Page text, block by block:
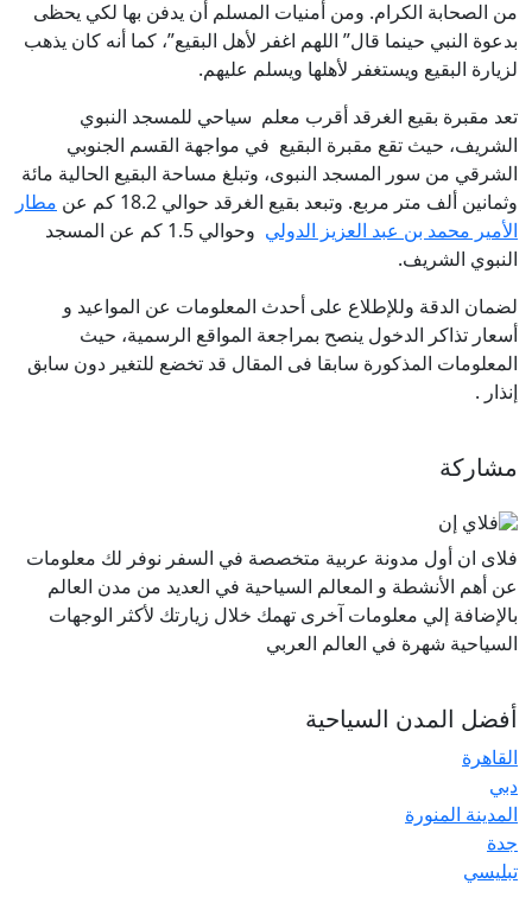
من الصحابة الكرام. ومن أمنيات المسلم أن يدفن بها لكي يحظى
بدعوة النبي حينما قال” اللهم اغفر لأهل البقيع”، كما أنه كان يذهب
لزيارة البقيع ويستغفر لأهلها ويسلم عليهم.
تعد مقبرة بقيع الغرقد أقرب معلم سياحي للمسجد النبوي
الشريف، حيث تقع مقبرة البقيع في مواجهة القسم الجنوبي
الشرقي من سور المسجد النبوى، وتبلغ مساحة البقيع الحالية مائة
وثمانين ألف متر مربع. وتبعد بقيع الغرقد حوالي 18.2 كم عن
مطار
الأمير محمد بن عبد العزيز الدولي
وحوالي 1.5 كم عن المسجد
النبوي الشريف.
لضمان الدقة وللإطلاع على أحدث المعلومات عن المواعيد و
أسعار تذاكر الدخول ينصح بمراجعة المواقع الرسمية، حيث
المعلومات المذكورة سابقا فى المقال قد تخضع للتغير دون سابق
إنذار .
مشاركة
فلاى ان أول مدونة عربية متخصصة في السفر نوفر لك معلومات
عن أهم الأنشطة و المعالم السياحية في العديد من مدن العالم
بالإضافة إلي معلومات آخرى تهمك خلال زيارتك لأكثر الوجهات
السياحية شهرة في العالم العربي
أفضل المدن السياحية
القاهرة
دبي
المدينة المنورة
جدة
تبليسي